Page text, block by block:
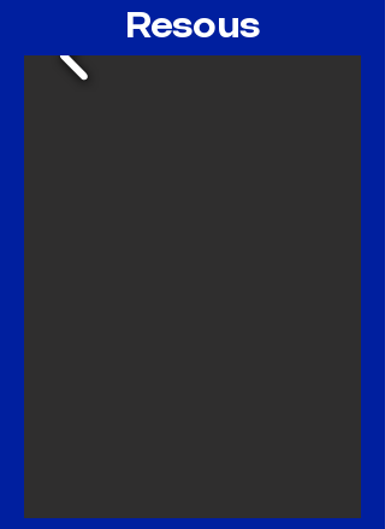
Resous